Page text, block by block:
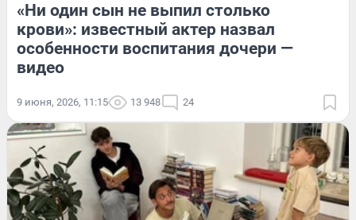
«Ни один сын не выпил столько
крови»: известный актер назвал
особенности воспитания дочери —
видео
9 июня, 2026, 11:15 13 948 24